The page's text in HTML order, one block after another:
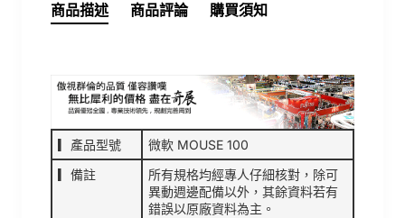
商品描述 商品評論 購買須知
▎產品型號
微軟 MOUSE 100
▎備註
所有規格均經專人仔細核對，除可
異動週邊配備以外，其餘資料若有
錯誤以原廠資料為主。